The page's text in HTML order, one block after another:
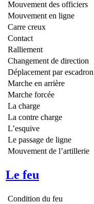
Mouvement des officiers
Mouvement en ligne
Carre creux
Contact
Ralliement
Changement de direction
Déplacement par escadron
Marche en arrière
Marche forcée
La charge
La contre charge
L’esquive
Le passage de ligne
Mouvement de l’artillerie
Le feu
Condition du feu